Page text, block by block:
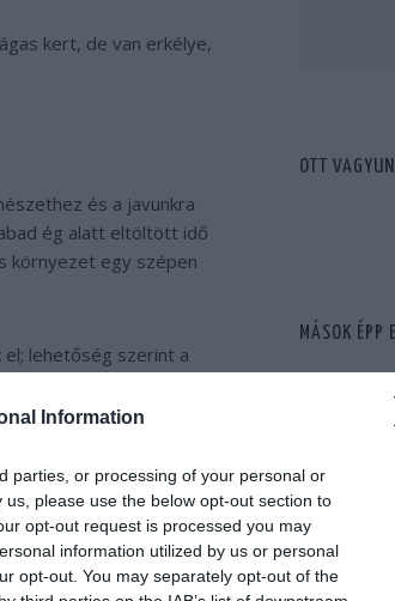
Information
parties, or processing of your personal or
please use the below opt-out section to
opt-out request is processed you may
information utilized by us or personal
opt-out. You may separately opt-out of the
kert, de van erkélye,
és a javunkra
ég alatt eltöltött idő
környezet egy szépen
lehetőség szerint a
kiválasztása során
amely egy értékes
választanunk,
rezisztensek.
OTT
MÁSOK ÉPP